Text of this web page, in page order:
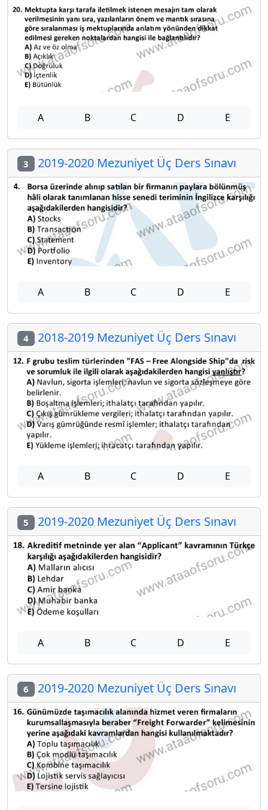
A B C D E
3 2019-2020 Mezuniyet Üç Ders Sınavı
A B C D E
4 2018-2019 Mezuniyet Üç Ders Sınavı
A B C D E
5 2019-2020 Mezuniyet Üç Ders Sınavı
A B C D E
6 2019-2020 Mezuniyet Üç Ders Sınavı